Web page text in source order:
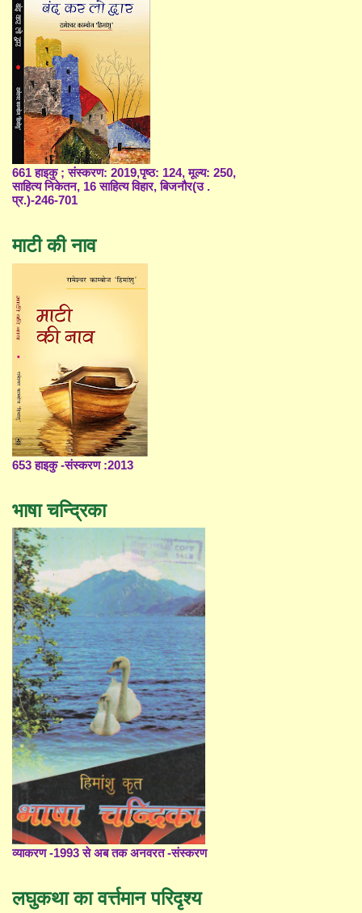
661 हाइकु ; संस्करण: 2019,पृष्ठ: 124, मूल्य: 250,
साहित्य निकेतन, 16 साहित्य विहार, बिजनौर(उ .
प्र.)-246-701
माटी की नाव
653 हाइकु -संस्करण :2013
भाषा चन्द्रिका
व्याकरण -1993 से अब तक अनवरत -संस्करण
लघुकथा का वर्त्तमान परिदृश्य